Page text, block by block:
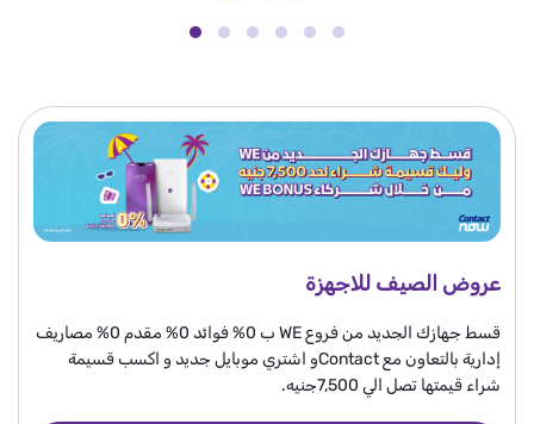
عروض الصيف للاجهزة
قسط جهازك الجديد من فروع WE ب 0% فوائد 0% مقدم 0% مصاريف
إدارية بالتعاون مع Contactو اشتري موبايل جديد و اكسب قسيمة
شراء قيمتها تصل الي 7,500جنيه.